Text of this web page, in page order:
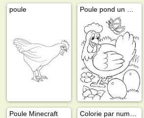
poule
Poule Minecraft